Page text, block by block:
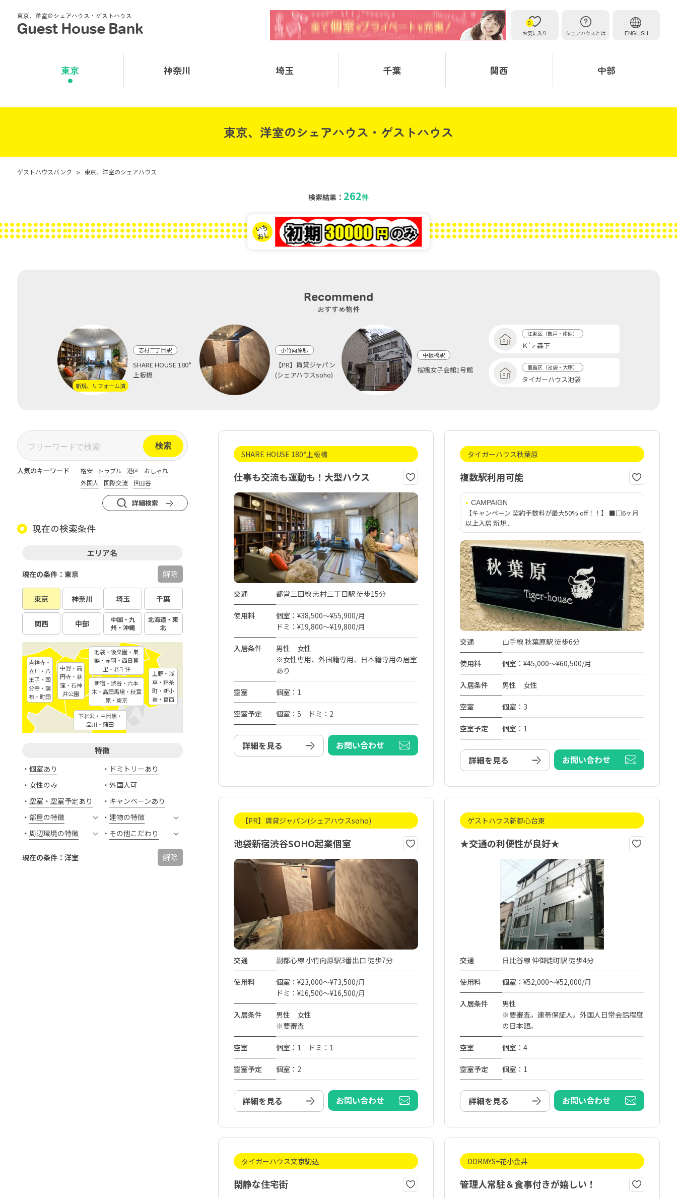
東京、洋室のシェアハウス・ゲストハウス
お気に入り
0
シェアハウスとは
ENGLISH
東京 神奈川 埼玉 千葉 関西 中部
東京、洋室のシェアハウス・ゲストハウス
ゲストハウスバンク > 東京、洋室のシェアハウス
検索結果： 262件
Recommend
おすすめ物件
新規、リフォーム済
志村三丁目駅
SHARE HOUSE 180°
上板橋
小竹向原駅
【PR】賃貸ジャパン
(シェアハウスsoho)
中板橋駅
桜楓女子会館1号館
江東区（亀戸・南砂）
Ｋ’ｚ森下
豊島区（池袋・大塚）
タイガーハウス池袋
人気のキーワード 格安 トラブル 港区
おしゃれ
外国人
国際交流 世田谷
詳細検索
現在の検索条件
エリア名
東京 神奈川 埼玉 千葉
関西 中部
中国・九
州・沖縄
北海道・東
北
現在の条件：東京 解除
新宿・渋谷・六本
木・高田馬場・秋葉
原・東京
中野・高
円寺・荻
窪・石神
井公園
下北沢・中目黒・
品川・蒲田
池袋・後楽園・巣
鴨・赤羽・西日暮
里・北千住
上野・浅
草・錦糸
町・新小
岩・葛西
吉祥寺・
立川・八
王子・国
分寺・調
布・町田
特徴
個室あり
ドミトリーあり
女性のみ
外国人可
空室・空室予定あり
キャンペーンあり
部屋の特徴
建物の特徴
周辺環境の特徴
その他こだわり
現在の条件：洋室 解除
SHARE HOUSE 180°上板橋
仕事も交流も運動も！大型ハウス
交通 都営三田線 志村三丁目駅 徒歩15分
使用料
個室：¥38,500～¥55,900/月
ドミ：¥19,800～¥19,800/月
入居条件
男性 女性
※女性専用、外国籍専用、日本籍専用の居室
あり
空室 個室：1
空室予定 個室：5 ドミ：2
詳細を見る お問い合わせ
タイガーハウス秋葉原
複数駅利用可能
CAMPAIGN
【キャンペーン 契約手数料が最大50% off！！】 ■□6ヶ月
以上入居 新規...
交通 山手線 秋葉原駅 徒歩6分
使用料 個室：¥45,000～¥60,500/月
入居条件 男性 女性
空室 個室：3
空室予定 個室：1
詳細を見る お問い合わせ
【PR】賃貸ジャパン(シェアハウスsoho)
池袋新宿渋谷SOHO起業個室
交通 副都心線 小竹向原駅3番出口 徒歩7分
使用料
個室：¥23,000～¥73,500/月
ドミ：¥16,500～¥16,500/月
入居条件
男性 女性
※要審査
空室 個室：1 ドミ：1
空室予定 個室：2
詳細を見る お問い合わせ
ゲストハウス新都心台東
★交通の利便性が良好★
交通 日比谷線 仲御徒町駅 徒歩4分
使用料 個室：¥52,000～¥52,000/月
入居条件
男性
※要審査。連帯保証人。外国人日常会話程度
の日本語。
空室 個室：4
空室予定 個室：1
詳細を見る お問い合わせ
タイガーハウス文京駒込
閑静な住宅街
DORMYS+花小金井
管理人常駐＆食事付きが嬉しい！